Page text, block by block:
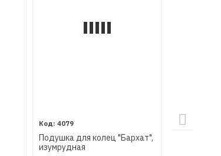
4079
Подушка для колец "Бархат",
изумрудная